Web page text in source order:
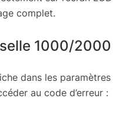
complet.
1000/2000
dans les paramètres
au code d’erreur :